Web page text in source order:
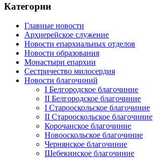
Категории
Главные новости
Архиерейское служение
Новости епархиальных отделов
Новости образования
Монастыри епархии
Сестричество милосердия
Новости благочиний
I Белгородское благочиние
II Белгородское благочиние
I Старооскольское благочиние
II Старооскольское благочиние
Корочанское благочиние
Новооскольское благочиние
Чернянское благочиние
Шебекинское благочиние